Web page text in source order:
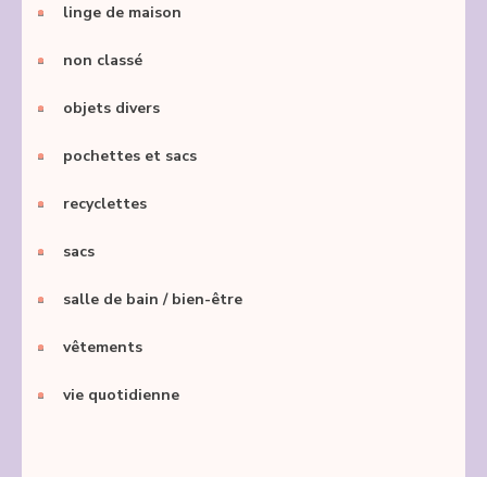
linge de maison
non classé
objets divers
pochettes et sacs
recyclettes
sacs
salle de bain / bien-être
vêtements
vie quotidienne